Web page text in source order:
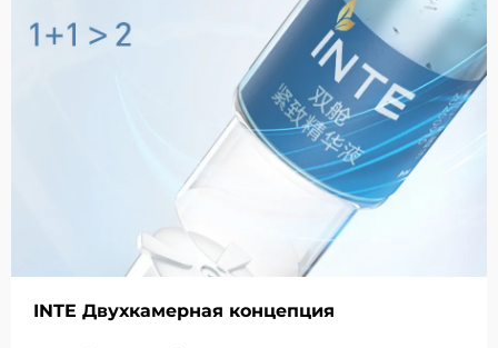
INTE Двухкамерная концепция